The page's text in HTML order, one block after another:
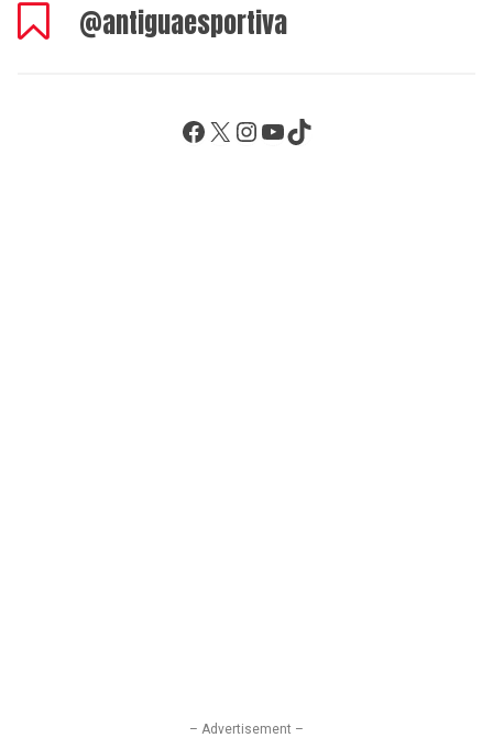
@antiguaesportiva
Facebook
X Instagram
YouTube
TikTok
– Advertisement –